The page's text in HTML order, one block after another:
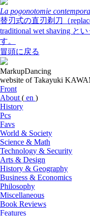
La pogonotomie
替刃式の直刃剃刀（
traditional wet shaving と
す。
冒頭に戻る
MarkupDancing
website of Takayuki
Front
About ( en )
History
Pcs
Favs
World & Society
Science & Math
Technology & Security
Arts & Design
History & Geography
Business & Economics
Philosophy
Miscellaneous
Book Reviews
Features